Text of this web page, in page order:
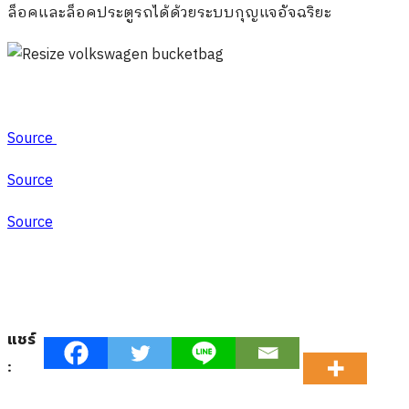
ล็อคและล็อคประตูรถได้ด้วยระบบกุญแจอัจฉริยะ
Source
Source
Source
แชร์
: